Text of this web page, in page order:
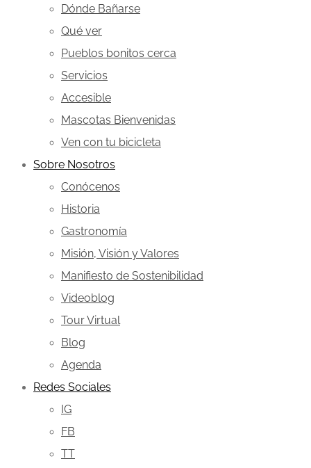
Dónde Bañarse
Qué ver
Pueblos bonitos cerca
Servicios
Accesible
Mascotas Bienvenidas
Ven con tu bicicleta
Sobre Nosotros
Conócenos
Historia
Gastronomía
Misión, Visión y Valores
Manifiesto de Sostenibilidad
Videoblog
Tour Virtual
Blog
Agenda
Redes Sociales
IG
FB
TT